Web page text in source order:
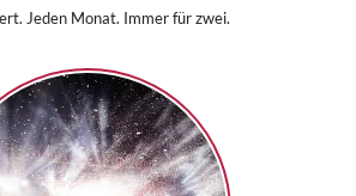
Jeden Monat. Immer für zwei.